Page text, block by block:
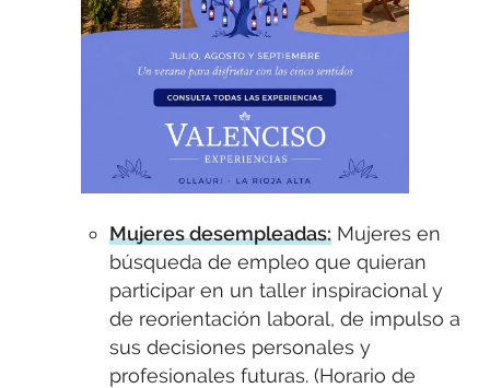
Mujeres desempleadas: Mujeres en
búsqueda de empleo que quieran
participar en un taller inspiracional y
de reorientación laboral, de impulso a
sus decisiones personales y
profesionales futuras. (Horario de